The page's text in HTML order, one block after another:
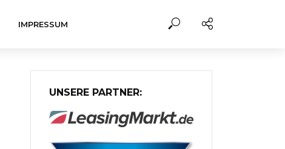
IMPRESSUM
UNSERE PARTNER: